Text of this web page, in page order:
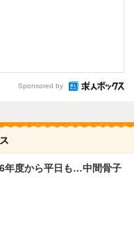
Sponsored by
年度から平日も…中間骨子